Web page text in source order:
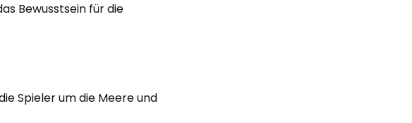
Bewusstsein für die
Spieler um die Meere und